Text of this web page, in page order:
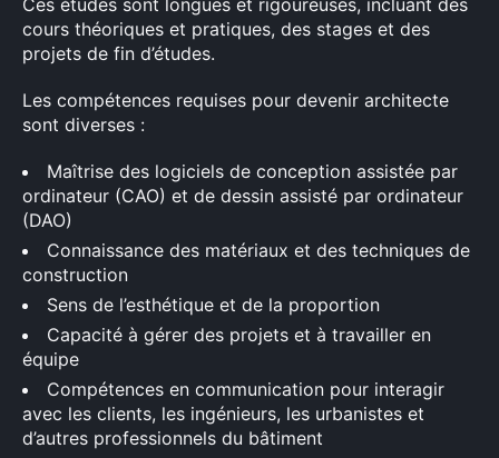
Ces études sont longues et rigoureuses, incluant des
cours théoriques et pratiques, des stages et des
projets de fin d’études.
Les compétences requises pour devenir architecte
sont diverses :
Maîtrise des logiciels de conception assistée par
ordinateur (CAO) et de dessin assisté par ordinateur
(DAO)
Connaissance des matériaux et des techniques de
construction
Sens de l’esthétique et de la proportion
Capacité à gérer des projets et à travailler en
équipe
Compétences en communication pour interagir
avec les clients, les ingénieurs, les urbanistes et
d’autres professionnels du bâtiment